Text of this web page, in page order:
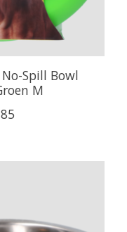
Spill Bowl
M